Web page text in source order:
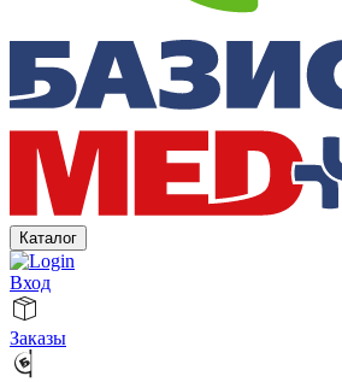
Каталог
Вход
Заказы